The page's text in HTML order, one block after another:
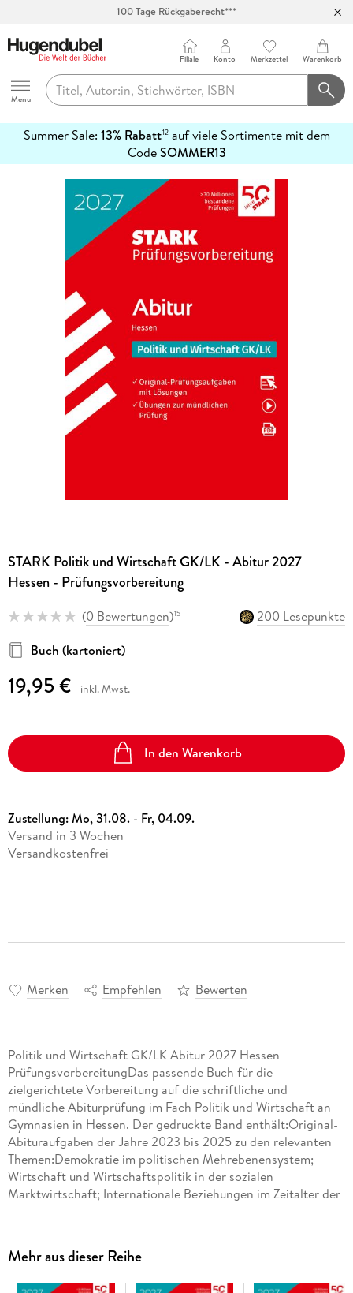
100 Tage Rückgaberecht***
Hugendubel
Menu
Filiale Konto Merkzettel Warenkorb
Summer Sale: 13% Rabatt12auf viele Sortimente mit dem
CodeSOMMER13
erfahren
STARK Politik und Wirtschaft GK/LK - Abitur 2027
Hessen - Prüfungsvorbereitung
(0 Bewertungen)15
200 Lesepunkte
Buch (kartoniert)
19,95 € inkl. Mwst.
In den Warenkorb
Zustellung:Mo, 31.08. - Fr, 04.09.
Versand in 3 Wochen
Versandkostenfrei
Merken Empfehlen Bewerten
Politik und Wirtschaft GK/LK Abitur 2027 Hessen
PrüfungsvorbereitungDas passende Buch für die
zielgerichtete Vorbereitung auf die schriftliche und
mündliche Abiturprüfung im Fach Politik und Wirtschaft an
Gymnasien in Hessen. Der gedruckte Band enthält:Original-
Abituraufgaben der Jahre 2023 bis 2025 zu den relevanten
Themen:Demokratie im politischen Mehrebenensystem;
Wirtschaft und Wirtschaftspolitik in der sozialen
Marktwirtschaft; Internationale Beziehungen im Zeitalter der
Selbstkontrolle. Hilfreiche Tipps zu allen Lösungen für mehr
Sicherheit bei der Bearbeitung von Prüfungsaufgaben.
Ausführliche Hinweise und Übungen zur mündlichen Prüfung
Mehr aus dieser Reihe